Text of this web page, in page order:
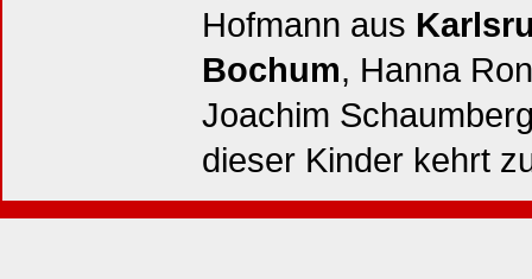
Hofmann aus
Bochum, Hanna
Joachim
dieser Kinder kehrt